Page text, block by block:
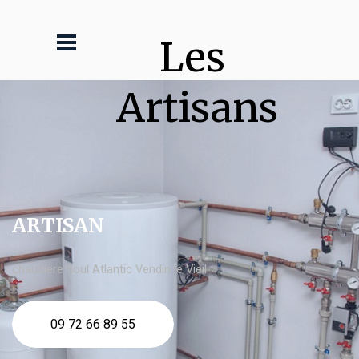
Les
Artisans
ARTISAN
chaudière fioul Atlantic Vendin le Vieil
09 72 66 89 55